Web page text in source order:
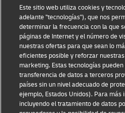
Conocimiento sobre fraudes
Aviso legal
Condiciones de uso
Aviso de privacidad
Información adicional
Este sitio web utiliza cookies y
adelante "tecnologías"), que nos
determinar la frecuencia con la que
páginas de Internet y el número de
nuestras ofertas para que sean lo
eficientes posible y reforzar
marketing. Estas tecnologías
transferencia de datos a terceros
países sin un nivel adecuado de
ejemplo, Estados Unidos). Para más
incluyendo el tratamiento de datos